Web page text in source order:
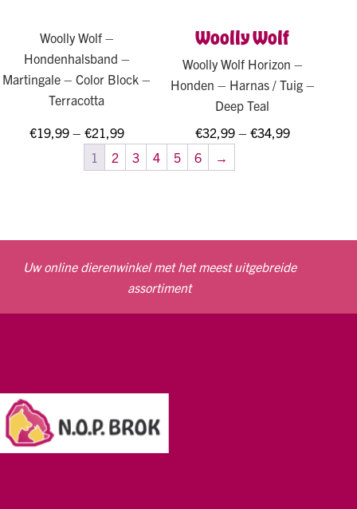
Woolly Wolf –
Hondenhalsband –
Martingale – Color Block –
Terracotta
€19,99– €21,99
Woolly Wolf
Woolly Wolf Horizon –
Honden – Harnas / Tuig –
Deep Teal
€32,99– €34,99
1
2 3 4 5 6 →
Uw online dierenwinkel met het meest uitgebreide
assortiment